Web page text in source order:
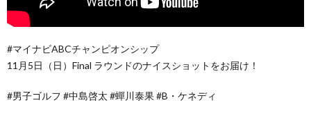
#マイナビABCチャンピオンシップ
11月5日（日）Final ラウンドのナイスショットをお届け！
#男子ゴルフ #中島啓太 #蟬川泰果 #B・ケネディ